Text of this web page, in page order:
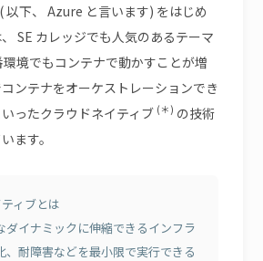
下、 Azure と言います) をはじめ
SE カレッジでも人気のあるテーマ
境でもコンテナで動かすことが増
ンテナをオーケストレーションでき
ったクラウドネイティブ (＊) の技術
ます。
ィブとは
ダイナミックに伸縮できるインフラ
、耐障害などを最小限で実行できる